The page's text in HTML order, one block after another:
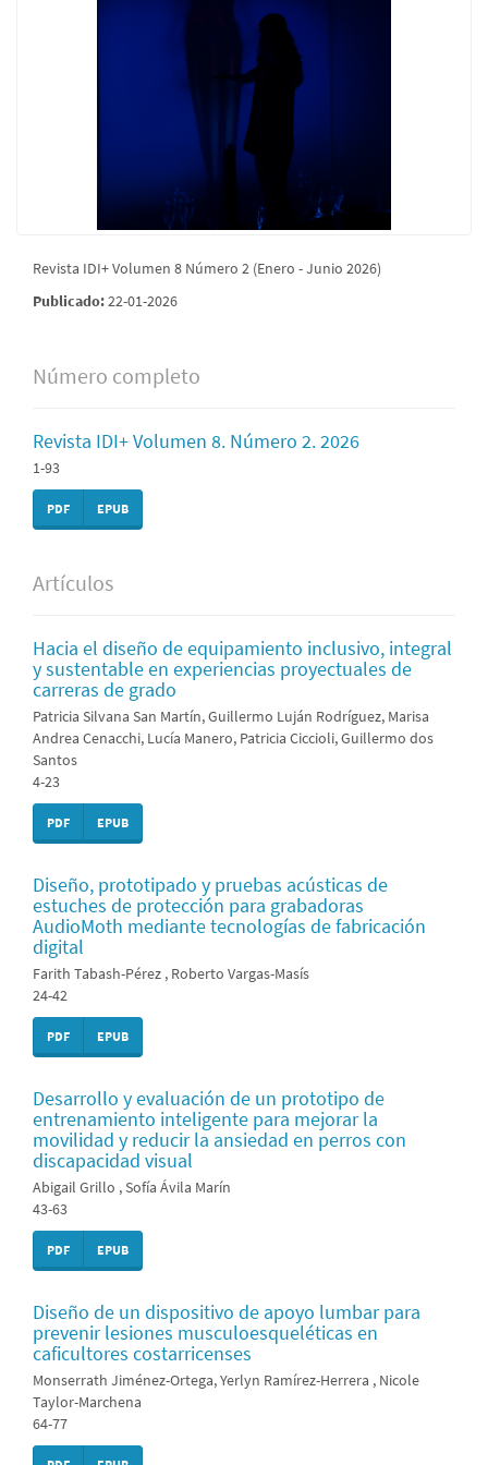
Revista IDI+ Volumen 8 Número 2 (Enero - Junio 2026)
Publicado:22-01-2026
Número completo
Revista IDI+ Volumen 8. Número 2. 2026
1-93
PDF EPUB
Artículos
Hacia el diseño de equipamiento inclusivo, integral
y sustentable en experiencias proyectuales de
carreras de grado
Patricia Silvana San Martín, Guillermo Luján Rodríguez, Marisa
Andrea Cenacchi, Lucía Manero, Patricia Ciccioli, Guillermo dos
Santos
4-23
PDF EPUB
Diseño, prototipado y pruebas acústicas de
estuches de protección para grabadoras
AudioMoth mediante tecnologías de fabricación
digital
Farith Tabash-Pérez , Roberto Vargas-Masís
24-42
PDF EPUB
Desarrollo y evaluación de un prototipo de
entrenamiento inteligente para mejorar la
movilidad y reducir la ansiedad en perros con
discapacidad visual
Abigail Grillo , Sofía Ávila Marín
43-63
PDF EPUB
Diseño de un dispositivo de apoyo lumbar para
prevenir lesiones musculoesqueléticas en
caficultores costarricenses
Monserrath Jiménez-Ortega, Yerlyn Ramírez-Herrera , Nicole
Taylor-Marchena
64-77